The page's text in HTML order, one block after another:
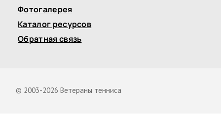
Фотогалерея
Каталог ресурсов
Обратная связь
© 2003-2026 Ветераны тенниса